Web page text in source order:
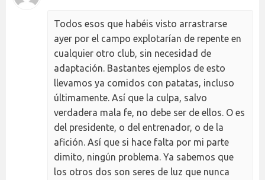
Todos esos que habéis visto arrastrarse
ayer por el campo explotarían de repente en
cualquier otro club, sin necesidad de
adaptación. Bastantes ejemplos de esto
llevamos ya comidos con patatas, incluso
últimamente. Así que la culpa, salvo
verdadera mala fe, no debe ser de ellos. O es
del presidente, o del entrenador, o de la
afición. Así que si hace falta por mi parte
dimito, ningún problema. Ya sabemos que
los otros dos son seres de luz que nunca